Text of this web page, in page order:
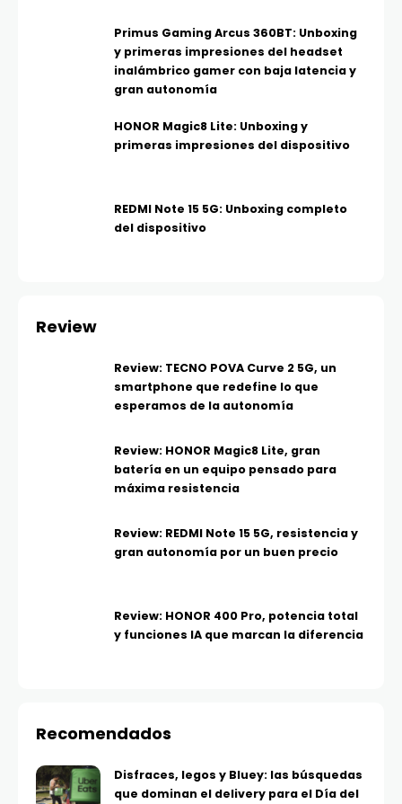
Primus Gaming Arcus 360BT: Unboxing
y primeras impresiones del headset
inalámbrico gamer con baja latencia y
gran autonomía
HONOR Magic8 Lite: Unboxing y
primeras impresiones del dispositivo
REDMI Note 15 5G: Unboxing completo
del dispositivo
Review
Review: TECNO POVA Curve 2 5G, un
smartphone que redefine lo que
esperamos de la autonomía
Review: HONOR Magic8 Lite, gran
batería en un equipo pensado para
máxima resistencia
Review: REDMI Note 15 5G, resistencia y
gran autonomía por un buen precio
Review: HONOR 400 Pro, potencia total
y funciones IA que marcan la diferencia
Recomendados
Disfraces, legos y Bluey: las búsquedas
que dominan el delivery para el Día del